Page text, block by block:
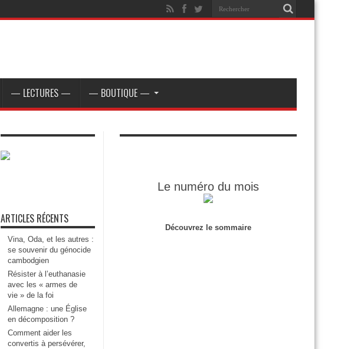
— LECTURES — — BOUTIQUE —
ARTICLES RÉCENTS
Vina, Oda, et les autres :
se souvenir du génocide
cambodgien
Résister à l’euthanasie
avec les « armes de
vie » de la foi
Allemagne : une Église
en décomposition ?
Comment aider les
convertis à persévérer,
Le numéro du mois
Découvrez le sommaire